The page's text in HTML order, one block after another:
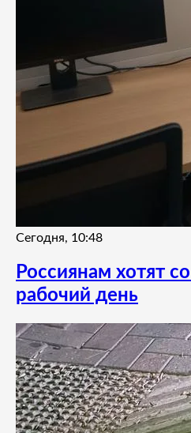
Сегодня, 10:48
Россиянам хотят
рабочий день